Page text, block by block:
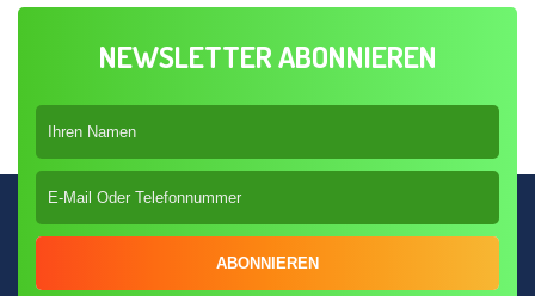
NEWSLETTER ABONNIEREN
ABONNIEREN